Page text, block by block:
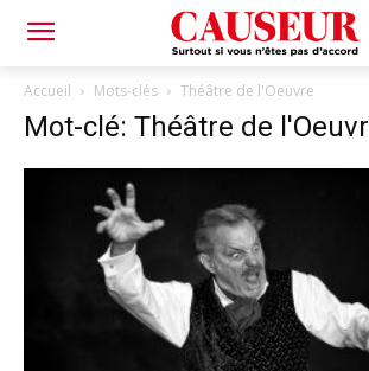
Accueil Mots-clés Théâtre de l'Oeuvre
Mot-clé: Théâtre de